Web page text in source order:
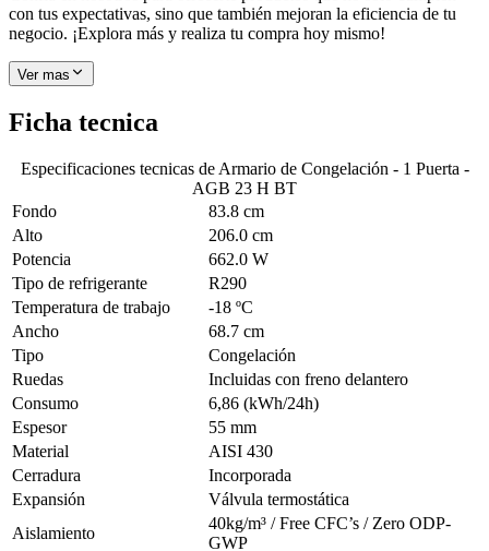
con tus expectativas, sino que también mejoran la eficiencia de tu
negocio. ¡Explora más y realiza tu compra hoy mismo!
Ver mas
Ficha tecnica
Especificaciones tecnicas de Armario de Congelación - 1 Puerta -
AGB 23 H BT
Fondo
83.8 cm
Alto
206.0 cm
Potencia
662.0 W
Tipo de refrigerante
R290
Temperatura de trabajo
-18 ºC
Ancho
68.7 cm
Tipo
Congelación
Ruedas
Incluidas con freno delantero
Consumo
6,86 (kWh/24h)
Espesor
55 mm
Material
AISI 430
Cerradura
Incorporada
Expansión
Válvula termostática
Aislamiento
40kg/m³ / Free CFC’s / Zero ODP-
GWP